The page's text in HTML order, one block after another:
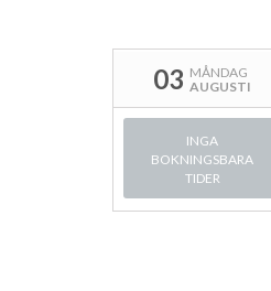
03 MÅNDAG
AUGUSTI
INGA
BOKNINGSBARA
TIDER